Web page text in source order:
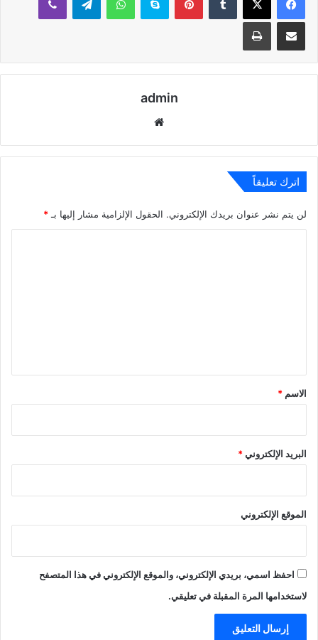
مشاركة عبر البريد طباعة
admin
اترك تعليقاً
لن يتم نشر عنوان بريدك الإلكتروني. الحقول الإلزامية مشار إليها بـ *
*
الاسم *
البريد الإلكتروني*
الموقع الإلكتروني
احفظ اسمي، بريدي الإلكتروني، والموقع الإلكتروني في هذا المتصفح
لاستخدامها المرة المقبلة في تعليقي.